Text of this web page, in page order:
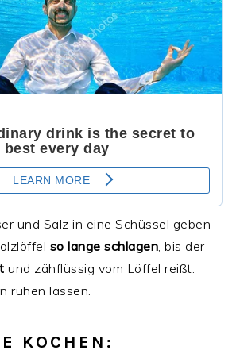
und Salz in eine Schüssel geben
so lange schlagen, bis der
und zähflüssig vom Löffel reißt.
ruhen lassen.
KOCHEN: